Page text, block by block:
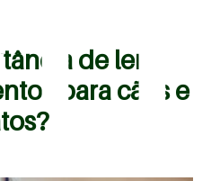
de ler o
para cães e